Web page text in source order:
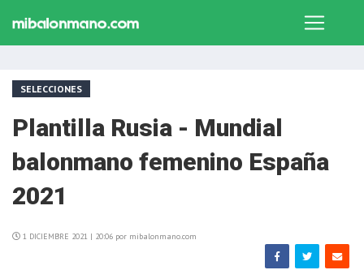
SELECCIONES
Plantilla Rusia - Mundial
balonmano femenino España
2021
1 DICIEMBRE 2021 | 20:06 por mibalonmano.com